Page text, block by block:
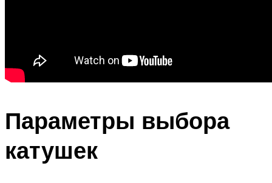
Параметры выбора
катушек